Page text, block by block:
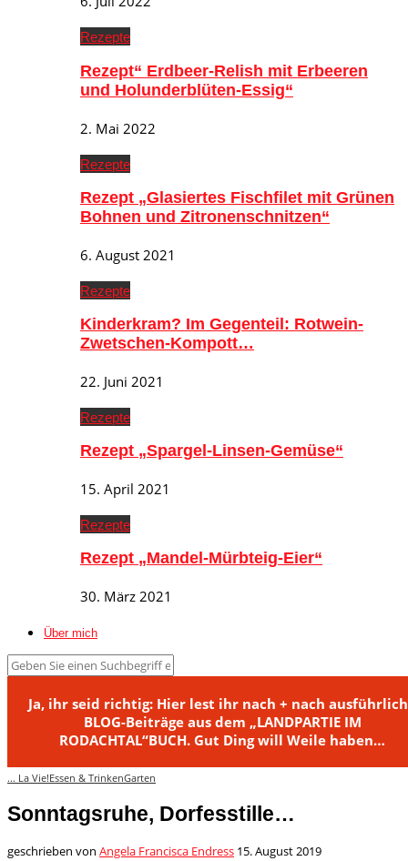
Rezepte
Rezept“ Erdbeer-Relish mit Erbeeren
und Holunderblüten-Essig“
2. Mai 2022
Rezepte
Rezept „Glasiertes Fischfilet mit Grünen
Bohnen und Zitronenschnitzen“
6. August 2021
Rezepte
Kinderkram? Im Gegenteil: Rotwein-
Zwetschen-Kompott…
22. Juni 2021
Rezepte
Rezept „Spargel-Linsen-Gemüse“
15. April 2021
Rezepte
Rezept „Mandel-Mürbteig-Eier“
30. März 2021
Über mich
Ja, ihr seid richtig: Hier lest ihr nach + nach
BLOG-Beiträge aus dem „LANDPARTIE IM
RODACHTAL“BUCH. Gut Ding will Weile haben…
... La Vie!Essen & TrinkenGarten
Sonntagsruhe, Dorfesstille…
geschrieben von Angela Francisca Endress 15. August 2019